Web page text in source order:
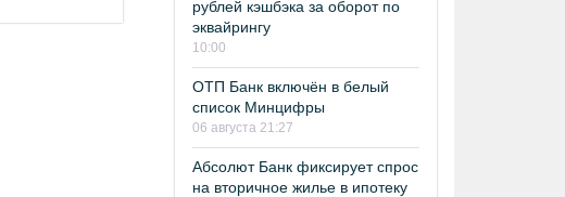
рублей кэшбэка за оборот по
эквайрингу
10:00
ОТП Банк включён в белый
список Минцифры
06 августа 21:27
Абсолют Банк фиксирует спрос
на вторичное жилье в ипотеку